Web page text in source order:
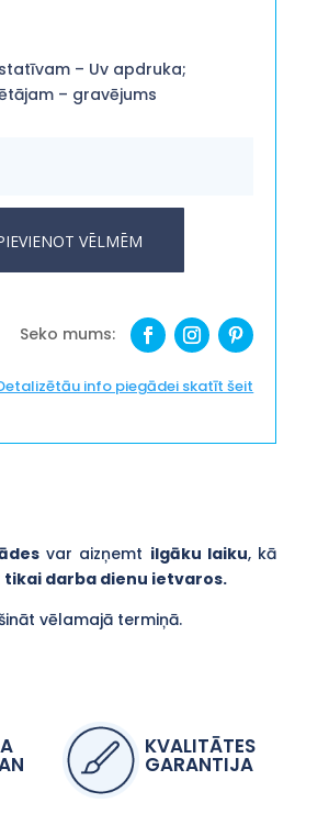
– Uv apdruka;
– gravējums
VĒLMĒM
info piegādei skatīt šeit
var aizņemt ilgāku laiku, kā
tikai darba dienu ietvaros.
vēlamajā termiņā.
KVALITĀTES
GARANTIJA